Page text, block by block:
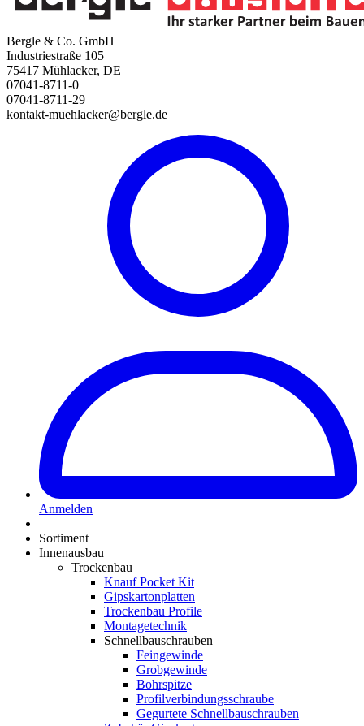
Bergle & Co. GmbH
Industriestraße 105
75417 Mühlacker, DE
07041-8711-0
07041-8711-29
kontakt-muehlacker@bergle.de
Anmelden
Sortiment
Innenausbau
Trockenbau
Knauf Pocket Kit
Gipskartonplatten
Trockenbau Profile
Montagetechnik
Schnellbauschrauben
Feingewinde
Grobgewinde
Bohrspitze
Profilverbindungsschraube
Gegurtete Schnellbauschrauben